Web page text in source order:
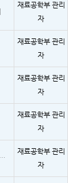
재료공학부 관리
자
재료공학부 관리
자
재료공학부 관리
자
재료공학부 관리
자
재료공학부 관리
자